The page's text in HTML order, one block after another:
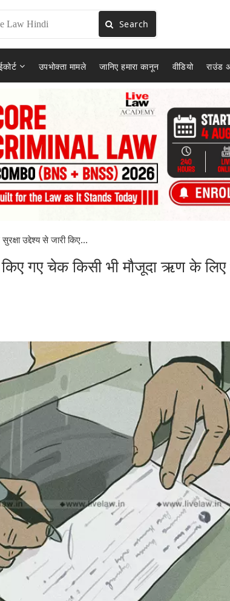
Search
उपभोक्ता मामले जानिए हमारा कानून वीडियो राउंड
उद्देश्य से जारी किए...
किए गए चेक किसी भी मौजूदा ऋण के